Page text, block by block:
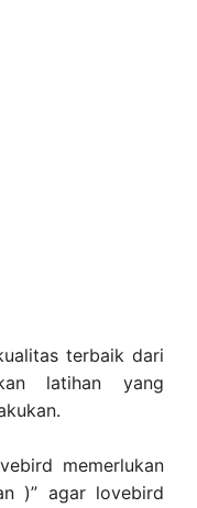
terbaik dari
latihan yang
memerlukan
)” agar lovebird